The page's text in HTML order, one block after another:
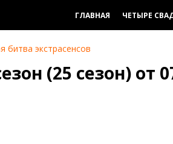
ГЛАВНАЯ ЧЕТЫРЕ
битва экстрасенсов
(25 сезон) от